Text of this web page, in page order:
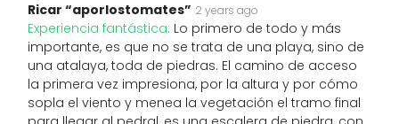
Ricar “aporlostomates” 2 years ago
Experiencia fantástica: Lo primero de todo y más
importante, es que no se trata de una playa, sino de
una atalaya, toda de piedras. El camino de acceso
la primera vez impresiona, por la altura y por cómo
sopla el viento y menea la vegetación el tramo final